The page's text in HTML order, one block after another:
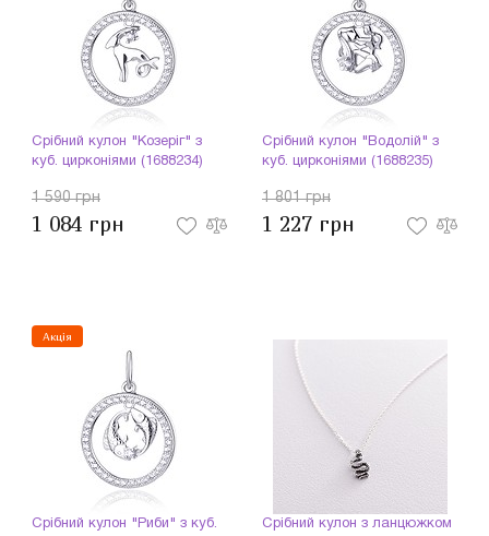
Срібний кулон "Козеріг" з
куб. цирконіями (1688234)
1 590 грн
1 084 грн
Срібний кулон "Водолій" з
куб. цирконіями (1688235)
1 801 грн
1 227 грн
Акція
Срібний кулон "Риби" з куб.
Срібний кулон з ланцюжком